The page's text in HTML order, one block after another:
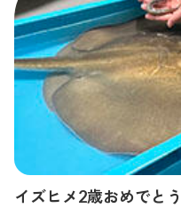
イズヒメ2歳おめでと